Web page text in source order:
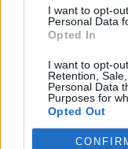
I want to opt-
Personal Data
Opted In
I want to opt-
Retention,
Personal Data
Purposes for
Opted Out